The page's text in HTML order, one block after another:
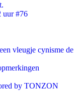
uur #76
vleugje cynisme de
by TONZON